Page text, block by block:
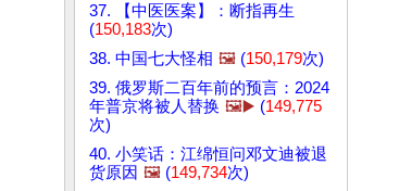
37. 【中医医案】：断指再生
(150,183次)
38. 中国七大怪相 🖼️ (150,179次)
39. 俄罗斯二百年前的预言：2024
年普京将被人替换 🖼️▶️ (149,775
次)
40. 小笑话：江绵恒问邓文迪被退
货原因 🖼️ (149,734次)